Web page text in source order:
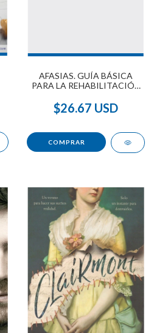
AFASIAS. GUÍA BÁSICA
PARA LA REHABILITACIÓN
LENGUAJE
$26.67 USD